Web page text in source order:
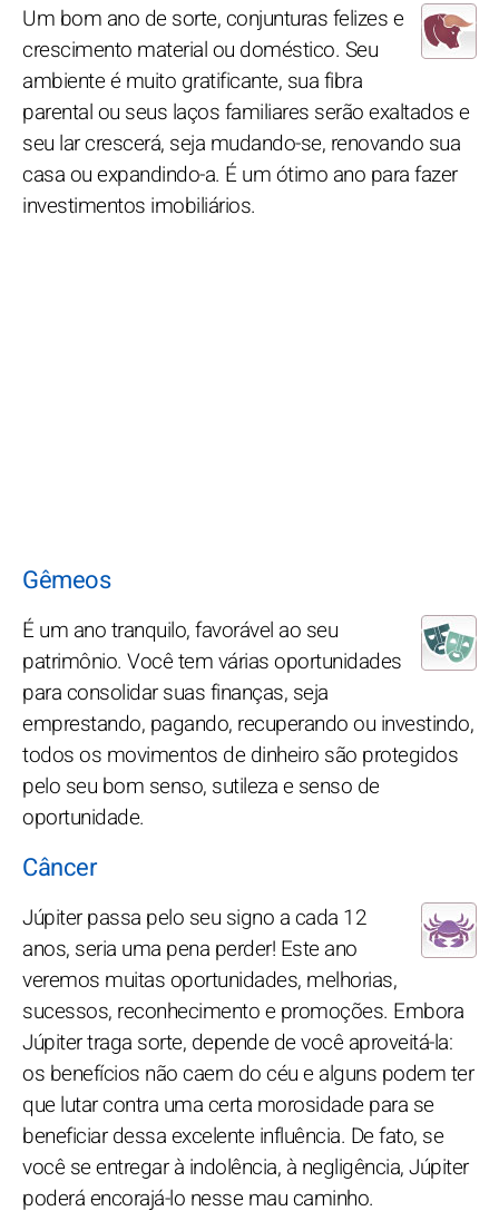
Um bom ano de sorte, conjunturas felizes e
crescimento material ou doméstico. Seu
ambiente é muito gratificante, sua fibra
parental ou seus laços familiares serão exaltados e
seu lar crescerá, seja mudando-se, renovando sua
casa ou expandindo-a. É um ótimo ano para fazer
investimentos imobiliários.
Gêmeos
É um ano tranquilo, favorável ao seu
patrimônio. Você tem várias oportunidades
para consolidar suas finanças, seja
emprestando, pagando, recuperando ou investindo,
todos os movimentos de dinheiro são protegidos
pelo seu bom senso, sutileza e senso de
oportunidade.
Câncer
Júpiter passa pelo seu signo a cada 12
anos, seria uma pena perder! Este ano
veremos muitas oportunidades, melhorias,
sucessos, reconhecimento e promoções. Embora
Júpiter traga sorte, depende de você aproveitá-la:
os benefícios não caem do céu e alguns podem ter
que lutar contra uma certa morosidade para se
beneficiar dessa excelente influência. De fato, se
você se entregar à indolência, à negligência, Júpiter
poderá encorajá-lo nesse mau caminho.